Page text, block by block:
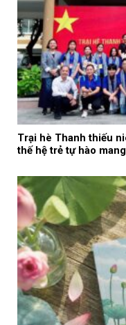
Trại hè Thanh thiếu
thế hệ trẻ tự hào